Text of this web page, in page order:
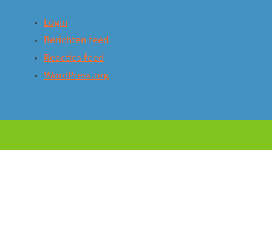
Login
Berichten feed
Reacties feed
WordPress.org